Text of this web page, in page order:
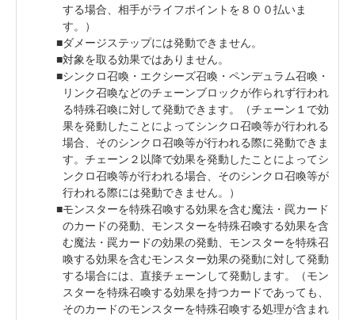
する場合、相手がライフポイントを８００払いま
す。）
ダメージステップには発動できません。
対象を取る効果ではありません。
シンクロ召喚・エクシーズ召喚・ペンデュラム召喚・
リンク召喚などのチェーンブロックが作られず行われ
る特殊召喚に対して発動できます。（チェーン１で効
果を発動したことによってシンクロ召喚等が行われる
場合、そのシンクロ召喚等が行われる際に発動できま
す。チェーン２以降で効果を発動したことによってシ
ンクロ召喚等が行われる場合、そのシンクロ召喚等が
行われる際には発動できません。）
モンスターを特殊召喚する効果を含む魔法・罠カード
のカードの発動、モンスターを特殊召喚する効果を含
む魔法・罠カードの効果の発動、モンスターを特殊召
喚する効果を含むモンスター効果の発動に対して発動
する場合には、直接チェーンして発動します。（モン
スターを特殊召喚する効果を持つカードであっても、
そのカードのモンスターを特殊召喚する処理が含まれ